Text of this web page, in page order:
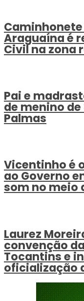
Araguaína é
Civil na zona
Pai e
de menino
Palmas
Vicentinho é
ao Governo
som no meio
Laurez
convenção
Tocantins e
oficialização